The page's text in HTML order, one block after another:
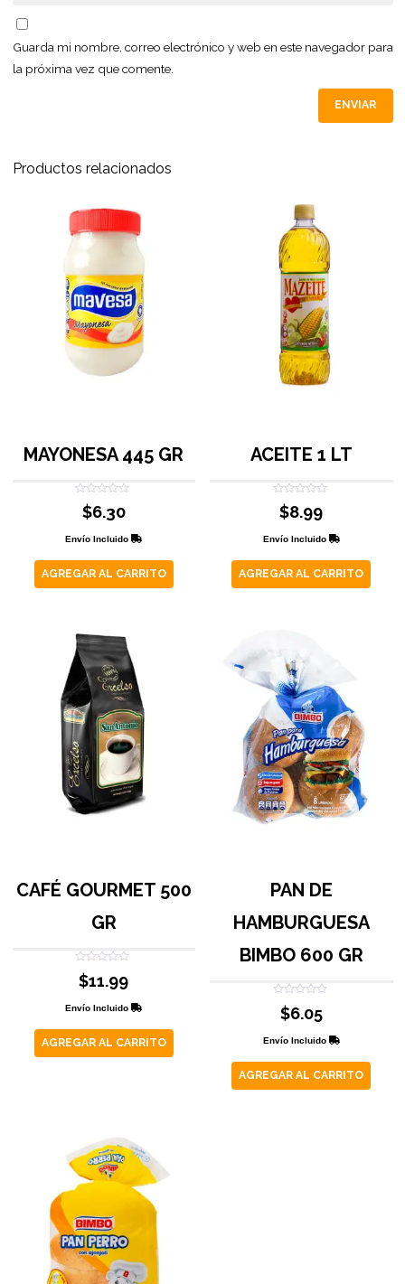
Guarda mi nombre, correo electrónico y web en este navegador para
la próxima vez que comente.
Productos relacionados
MAYONESA 445 GR
Valorado
con
5
$6.30
Envío Incluido
AGREGAR AL CARRITO
ACEITE 1 LT
Valorado
con
5
$8.99
Envío Incluido
AGREGAR AL CARRITO
CAFÉ GOURMET 500
GR
Valorado
con
5
$11.99
Envío Incluido
AGREGAR AL CARRITO
PAN DE
HAMBURGUESA
BIMBO 600 GR
Valorado
con
5
$6.05
Envío Incluido
AGREGAR AL CARRITO